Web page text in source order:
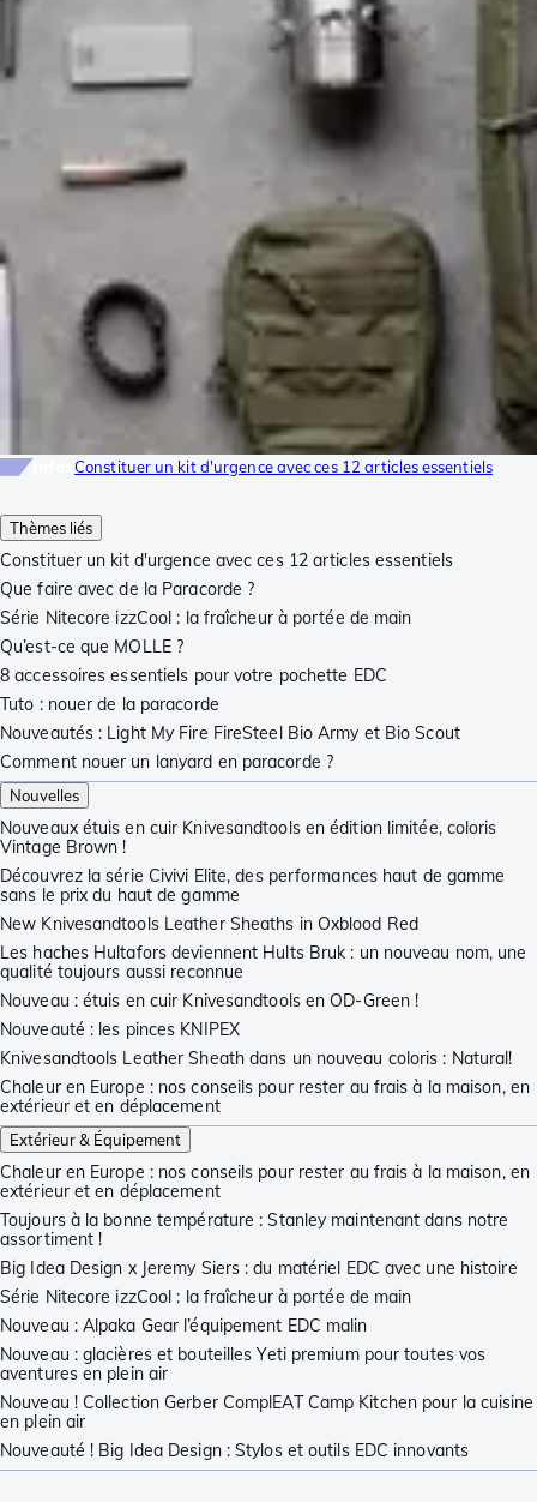
Thèmes liés
Constituer un kit d'urgence avec ces 12 articles essentiels
Que faire avec de la Paracorde ?
Série Nitecore izzCool : la fraîcheur à portée de main
Qu’est-ce que MOLLE ?
8 accessoires essentiels pour votre pochette EDC
Tuto : nouer de la paracorde
Nouveautés : Light My Fire FireSteel Bio Army et Bio Scout
Comment nouer un lanyard en paracorde ?
Nouvelles
Nouveaux étuis en cuir Knivesandtools en édition limitée, coloris
Vintage Brown !
Découvrez la série Civivi Elite, des performances haut de gamme
sans le prix du haut de gamme
New Knivesandtools Leather Sheaths in Oxblood Red
Les haches Hultafors deviennent Hults Bruk : un nouveau nom, une
qualité toujours aussi reconnue
Nouveau : étuis en cuir Knivesandtools en OD-Green !
Nouveauté : les pinces KNIPEX
Knivesandtools Leather Sheath dans un nouveau coloris : Natural!
Chaleur en Europe : nos conseils pour rester au frais à la maison, en
extérieur et en déplacement
Extérieur & Équipement
Chaleur en Europe : nos conseils pour rester au frais à la maison, en
extérieur et en déplacement
Toujours à la bonne température : Stanley maintenant dans notre
assortiment !
Big Idea Design x Jeremy Siers : du matériel EDC avec une histoire
Série Nitecore izzCool : la fraîcheur à portée de main
Nouveau : Alpaka Gear l’équipement EDC malin
Nouveau : glacières et bouteilles Yeti premium pour toutes vos
aventures en plein air
Nouveau ! Collection Gerber ComplEAT Camp Kitchen pour la cuisine
en plein air
Nouveauté ! Big Idea Design : Stylos et outils EDC innovants
Constituer un kit d'urgence avec ces 12 articles essentiels